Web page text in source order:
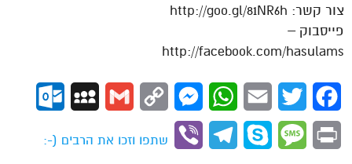
צור קשר: http://goo.gl/81NR6h
פייסבוק –
http://facebook.com/hasulams
Facebook
Twitter
Email
WhatsApp
Messenger
Copy
Gmail
MySpace
Print
Message
Skype
Telegram
Viber
שתפו וזכו את הרבים (-: